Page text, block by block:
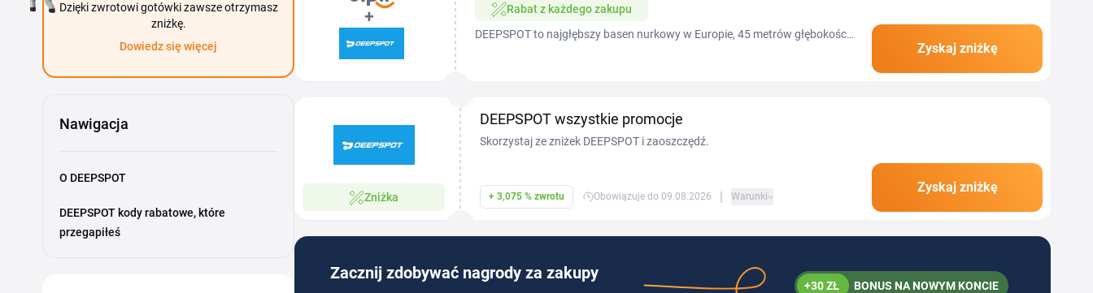
Dzięki zwrotowi gotówki zawsze otrzymasz
zniżkę.
Dowiedz się więcej
Nawigacja
O DEEPSPOT
DEEPSPOT kody rabatowe, które
przegapiłeś
Rabat z każdego zakupu
DEEPSPOT to najgłębszy basen nurkowy w Europie, 45 metrów głębokości,
Zyskaj zniżkę
Zniżka
DEEPSPOT wszystkie promocje
Skorzystaj ze zniżek DEEPSPOT i zaoszczędź.
+ 3,075 % zwrotu Obowiązuje do 09.08.2026 | Warunki
Zyskaj zniżkę
Zacznij zdobywać nagrody za zakupy
+30 ZŁ BONUS NA NOWYM KONCIE